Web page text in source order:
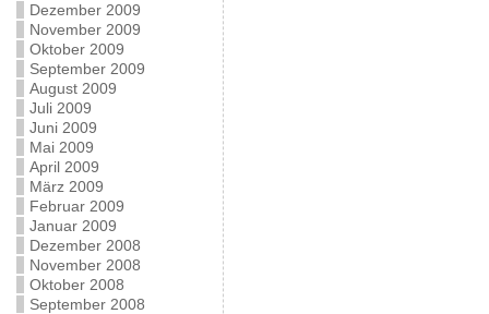
Dezember 2009
November 2009
Oktober 2009
September 2009
August 2009
Juli 2009
Juni 2009
Mai 2009
April 2009
März 2009
Februar 2009
Januar 2009
Dezember 2008
November 2008
Oktober 2008
September 2008